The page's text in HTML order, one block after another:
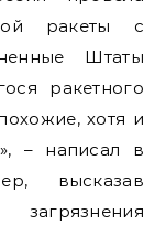
ракеты с
Штаты
ракетного
хотя и
– написал в
высказав